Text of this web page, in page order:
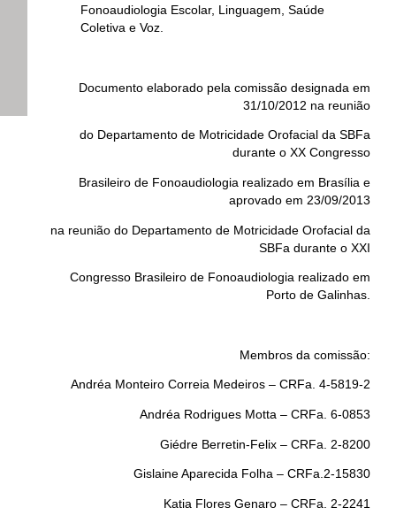
Fonoaudiologia Escolar, Linguagem, Saúde
Coletiva e Voz.
Documento elaborado pela comissão designada em
31/10/2012 na reunião
do Departamento de Motricidade Orofacial da SBFa
durante o XX Congresso
Brasileiro de Fonoaudiologia realizado em Brasília e
aprovado em 23/09/2013
na reunião do Departamento de Motricidade Orofacial da
SBFa durante o XXI
Congresso Brasileiro de Fonoaudiologia realizado em
Porto de Galinhas.
Membros da comissão:
Andréa Monteiro Correia Medeiros – CRFa. 4-5819-2
Andréa Rodrigues Motta – CRFa. 6-0853
Giédre Berretin-Felix – CRFa. 2-8200
Gislaine Aparecida Folha – CRFa.2-15830
Katia Flores Genaro – CRFa. 2-2241